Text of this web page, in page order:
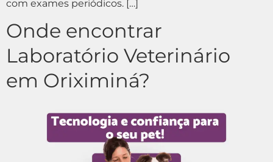
com exames periódicos. […]
Onde encontrar
Laboratório Veterinário
em Oriximiná?